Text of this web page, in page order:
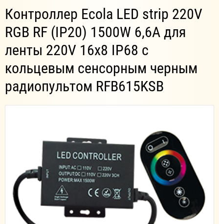
Контроллер Ecola LED strip 220V
RGB RF (IP20) 1500W 6,6A для
ленты 220V 16x8 IP68 с
кольцевым сенсорным черным
радиопультом RFB615KSB